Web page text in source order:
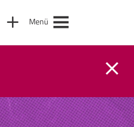
Menü